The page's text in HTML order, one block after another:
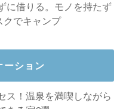
に借りる。モノを持たず
クでキャンプ
ーション
ス！温泉を満喫しながら